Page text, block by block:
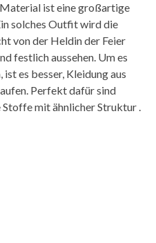
ist eine großartige
solches Outfit wird die
von der Heldin der Feier
festlich aussehen. Um es
es besser, Kleidung aus
Perfekt dafür sind
Stoffe mit ähnlicher Struktur .